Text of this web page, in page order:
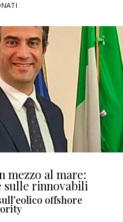
mezzo al mare:
sulle rinnovabili
offshore